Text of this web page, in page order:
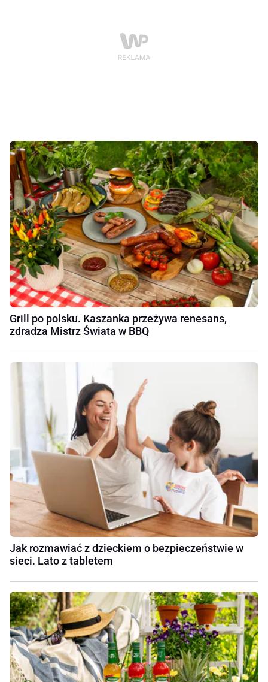
Grill po polsku. Kaszanka przeżywa renesans,
zdradza Mistrz Świata w BBQ
Jak rozmawiać z dzieckiem o bezpieczeństwie w
sieci. Lato z tabletem